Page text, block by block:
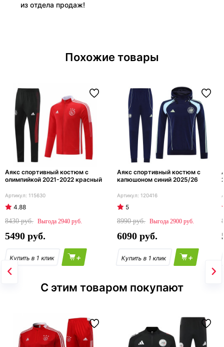
из отдела продаж!
Похожие товары
Аякс спортивный костюм с
олимпийкой 2021-2022 красный
115630
4.88
8430
2940
5490
+
Аякс спортивный костюм с
капюшоном синий 2025/26
120416
5
8990
2900
6090
+
С этим товаром покупают